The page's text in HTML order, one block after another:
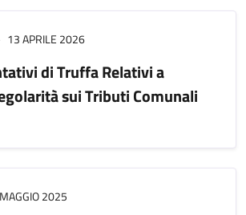
13 APRILE 2026
di Truffa Relativi a
sui Tributi Comunali
2025